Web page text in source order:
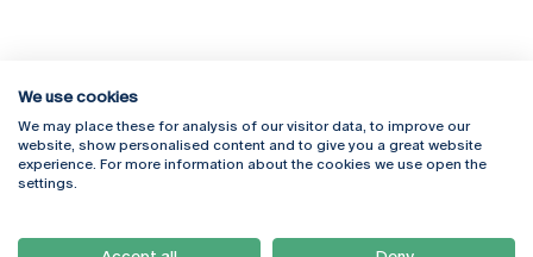
Rua Diogo Botelho 1327
4169-005 Porto
+351 226 196 240
Campus Online
Webmail
Como Chegar
We use cookies
We may place these for analysis of our visitor data, to improve our
website, show personalised content and to give you a great website
experience. For more information about the cookies we use open the
settings.